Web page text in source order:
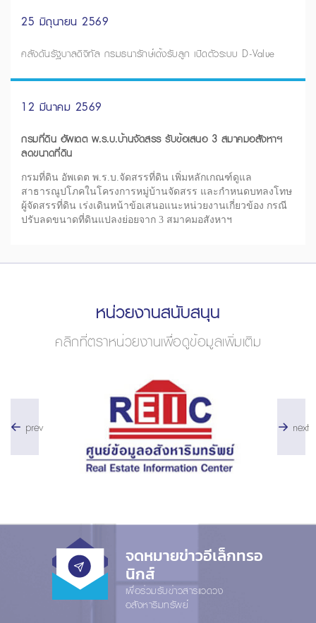
25 มิถุนายน 2569
คลังดันรัฐบาลดิจิทัล กรมธนารักษ์เด้งรับลูก เปิดตัวระบบ D-Value
12 มีนาคม 2569
กรมที่ดิน อัพเดต พ.ร.บ.บ้านจัดสรร รับข้อเสนอ 3 สมาคมอสังหาฯ
ลดขนาดที่ดิน
กรมที่ดิน อัพเดต พ.ร.บ.จัดสรรที่ดิน เพิ่มหลักเกณฑ์ดูแล
สาธารณูปโภคในโครงการหมู่บ้านจัดสรร และกำหนดบทลงโทษ
ผู้จัดสรรที่ดิน เร่งเดินหน้าข้อเสนอแนะหน่วยงานเกี่ยวข้อง กรณี
ปรับลดขนาดที่ดินแปลงย่อยจาก 3 สมาคมอสังหาฯ
หน่วยงานสนับสนุน
คลิกที่ตราหน่วยงานเพื่อดูข้อมูลเพิ่มเติม
prev next
จดหมายข่าวอีเล็กทรอ
นิกส์
เพื่อร่วมรับข่าวสารแวดวง
อสังหาริมทรัพย์